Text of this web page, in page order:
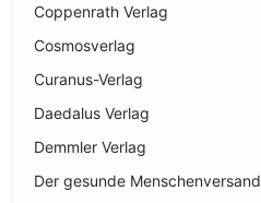
Coppenrath Verlag
Cosmosverlag
Curanus-Verlag
Daedalus Verlag
Demmler Verlag
Der gesunde Menschenversand